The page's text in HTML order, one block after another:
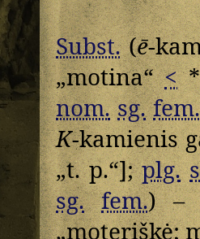
Subst.(ē-
„motina“<*
nom. sg. fem.
K-kamienis
„t. p.“];plg.
sg. fem.) –
„moteriškė;